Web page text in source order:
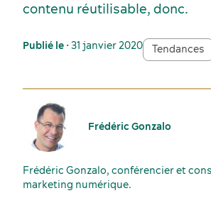
contenu réutilisable, donc.
Publié le • 31 janvier 2020 Tendances
Frédéric Gonzalo
Frédéric Gonzalo, conférencier et
marketing numérique.